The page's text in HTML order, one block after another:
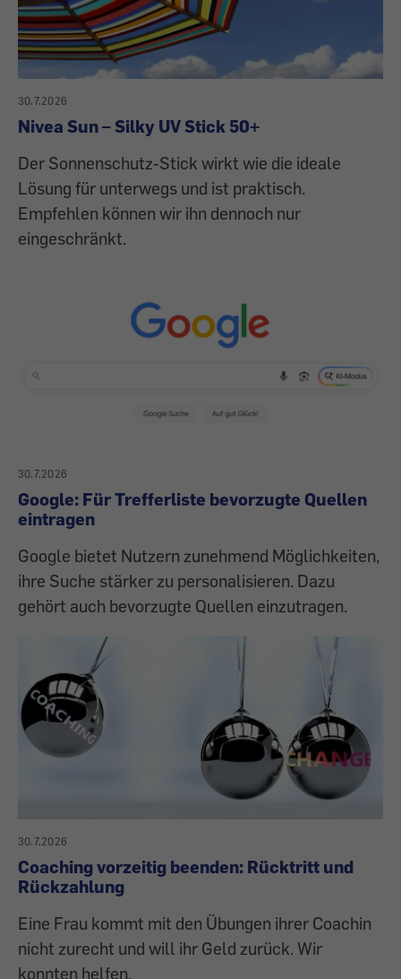
30.7.2026
Nivea Sun – Silky UV Stick 50+
Der Sonnenschutz-Stick wirkt wie die ideale
Lösung für unterwegs und ist praktisch.
Empfehlen können wir ihn dennoch nur
eingeschränkt.
30.7.2026
Google: Für Trefferliste bevorzugte Quellen
eintragen
Google bietet Nutzern zunehmend Möglichkeiten,
ihre Suche stärker zu personalisieren. Dazu
gehört auch bevorzugte Quellen einzutragen.
30.7.2026
Coaching vorzeitig beenden: Rücktritt und
Rückzahlung
Eine Frau kommt mit den Übungen ihrer Coachin
nicht zurecht und will ihr Geld zurück. Wir
konnten helfen.